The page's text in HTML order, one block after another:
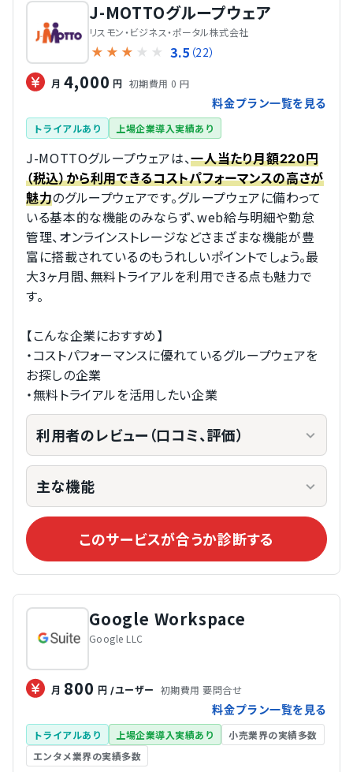
J-MOTTOグループウェア
リスモン・ビジネス・ポータル株式会社
★ ★ ★ ★ ★ 3.5 （22）
月 4,000 円
初期費用 0 円
料金プラン一覧を見る
トライアルあり
上場企業導入実績あり
J-MOTTOグループウェアは、一人当たり月額220円
（税込）から利用できるコストパフォーマンスの高さが
魅力のグループウェアです。グループウェアに備わって
いる基本的な機能のみならず、web給与明細や勤怠
管理、オンラインストレージなどさまざまな機能が豊
富に搭載されているのもうれしいポイントでしょう。最
大3ヶ月間、無料トライアルを利用できる点も魅力で
す。
【こんな企業におすすめ】
・コストパフォーマンスに優れているグループウェアを
お探しの企業
・無料トライアルを活用したい企業
利用者のレビュー（口コミ、評価）
主な機能
このサービスが合うか診断する
Google Workspace
Google LLC
月 800 円 /ユーザー
初期費用 要問合せ
料金プラン一覧を見る
トライアルあり
上場企業導入実績あり
小売業界の実績多数
エンタメ業界の実績多数